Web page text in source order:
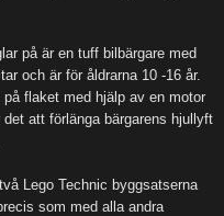
på är en tuff bilbärgare med
och är för åldrarna 10 -16 år.
flaket med hjälp av en motor
att förlänga bärgarens hjullyft
Lego Technic byggsatserna
som med alla andra